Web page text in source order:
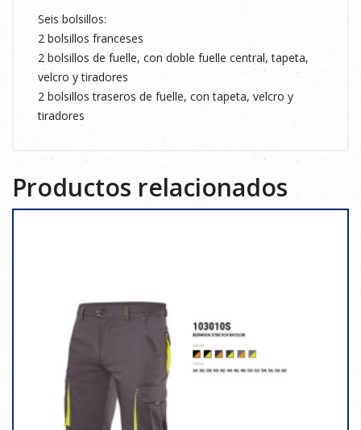
Seis bolsillos:
2 bolsillos franceses
2 bolsillos de fuelle, con doble fuelle central, tapeta,
velcro y tiradores
2 bolsillos traseros de fuelle, con tapeta, velcro y
tiradores
Productos relacionados